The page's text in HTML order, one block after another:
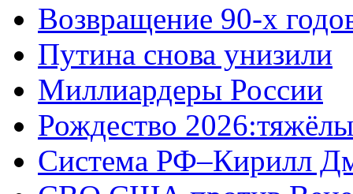
Возвращение 90-х
Путина снова унизили
Миллиардеры России
Рождество
Система РФ–Кирилл